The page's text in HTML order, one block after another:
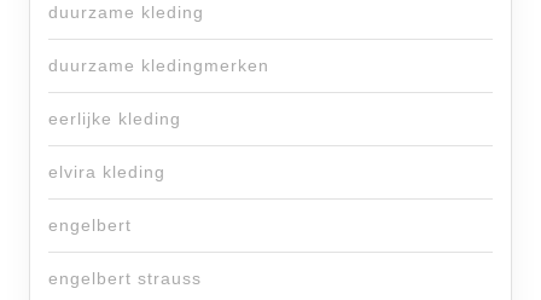
duurzame kleding
duurzame kledingmerken
eerlijke kleding
elvira kleding
engelbert
engelbert strauss